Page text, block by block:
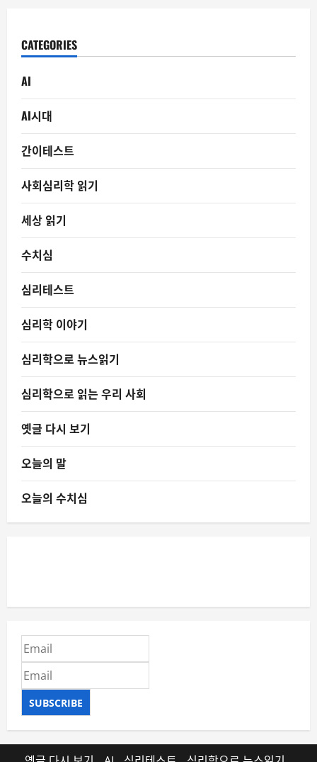
CATEGORIES
AI
AI시대
간이테스트
사회심리학 읽기
세상 읽기
수치심
심리테스트
심리학 이야기
심리학으로 뉴스읽기
심리학으로 읽는 우리 사회
옛글 다시 보기
오늘의 말
오늘의 수치심
SUBSCRIBE